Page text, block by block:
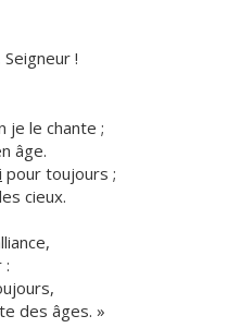
!
je le chante ;
âge.
i pour toujours ;
cieux.
:
te des âges. »